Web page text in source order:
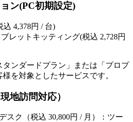
ン(PC初期設定)
4,378円 / 台)
レットキッティング(税込 2,728円
ンダードプラン」または「プロプ
を対象としたサービスです。
地訪問対応）
スク（税込 30,800円 / 月）：ツー